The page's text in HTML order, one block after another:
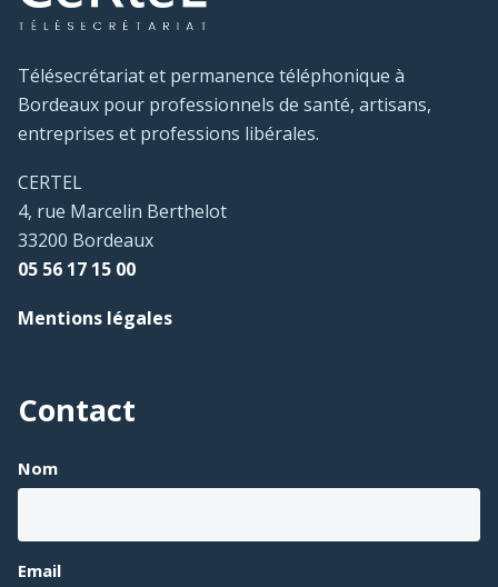
Télésecrétariat et permanence téléphonique à
Bordeaux pour professionnels de santé, artisans,
entreprises et professions libérales.
CERTEL
4, rue Marcelin Berthelot
33200 Bordeaux
05 56 17 15 00
Mentions légales
Contact
Nom
Email